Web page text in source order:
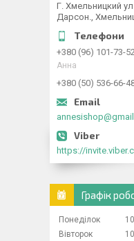
Г. Хмельницкий
Дарсон.,
+380 (96) 101-73-
Анна
+380 (50) 536-66-
Графік
Понеділок
Вівторок